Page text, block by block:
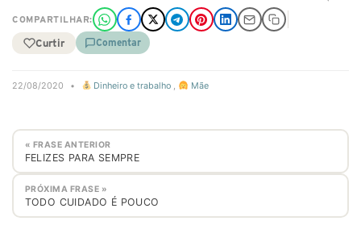
COMPARTILHAR:
Curtir Comentar
22/08/2020 • Dinheiro e trabalho , Mãe
« FRASE ANTERIOR
FELIZES PARA SEMPRE
PRÓXIMA FRASE »
TODO CUIDADO É POUCO